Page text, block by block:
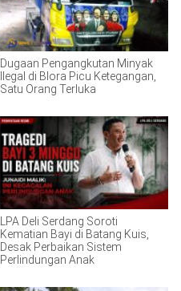
Dugaan Pengangkutan Minyak
Ilegal di Blora Picu Ketegangan,
Satu Orang Terluka
LPA Deli Serdang Soroti
Kematian Bayi di Batang Kuis,
Desak Perbaikan Sistem
Perlindungan Anak